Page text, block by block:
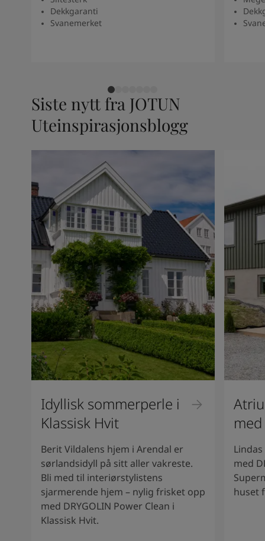
Dekkgaranti
Svanemerket
Siste nytt fra JOTUN
Uteinspirasjonsblogg
Idyllisk sommerperle i
Klassisk Hvit
Berit Vildalens hjem i Arendal er
sørlandsidyll på sitt aller vakreste.
Bli med til interiørstylistens
sjarmerende hjem – nylig frisket opp
med DRYGOLIN Power Clean i
Klassisk Hvit.
med
huset